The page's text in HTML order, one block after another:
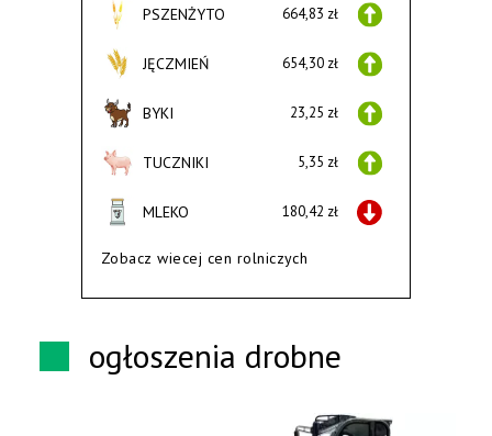
PSZENŻYTO 664,83 zł
JĘCZMIEŃ 654,30 zł
BYKI 23,25 zł
TUCZNIKI 5,35 zł
MLEKO 180,42 zł
Zobacz wiecej cen rolniczych
ogłoszenia drobne